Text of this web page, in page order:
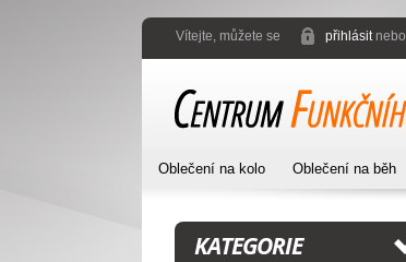
Vítejte, můžete se přihlásitnebo
Oblečení na kolo Oblečení na běh
KATEGORIE